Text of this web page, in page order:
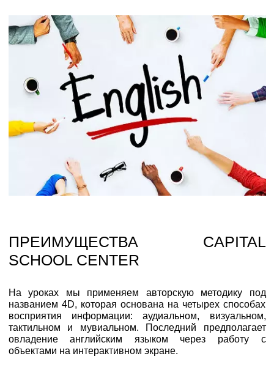
ПРЕИМУЩЕСТВА CAPITAL
SCHOOL CENTER
На уроках мы применяем авторскую методику под
названием 4D, которая основана на четырех способах
восприятия информации: аудиальном, визуальном,
тактильном и мувиальном. Последний предполагает
овладение английским языком через работу с
объектами на интерактивном экране.